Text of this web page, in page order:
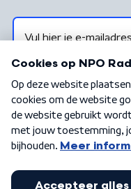
Algemene voorwaarden